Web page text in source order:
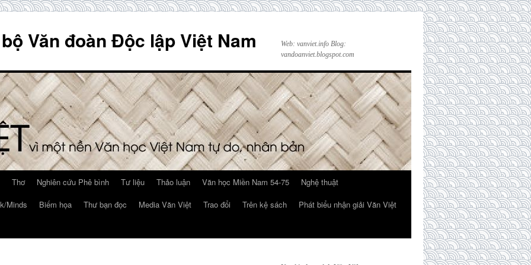
Văn đoàn Độc lập Việt Nam
Web: vanviet.info Blog:
vandoanviet.blogspot.com
Thơ Nghiên cứu Phê bình Tư liệu Thảo luận Văn học Miền Nam 54-75
Nghệ thuật
Minds Biếm họa Thư bạn đọc Media Văn Việt Trao đổi Trên kệ sách
Phát biểu nhận giải Văn Việt